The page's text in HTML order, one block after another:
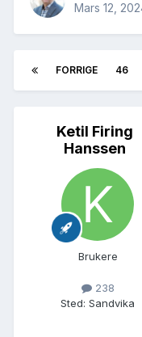
Mars 12,
FORRIGE 46
Ketil Firing
Hanssen
Brukere
238
Sted: Sandvika